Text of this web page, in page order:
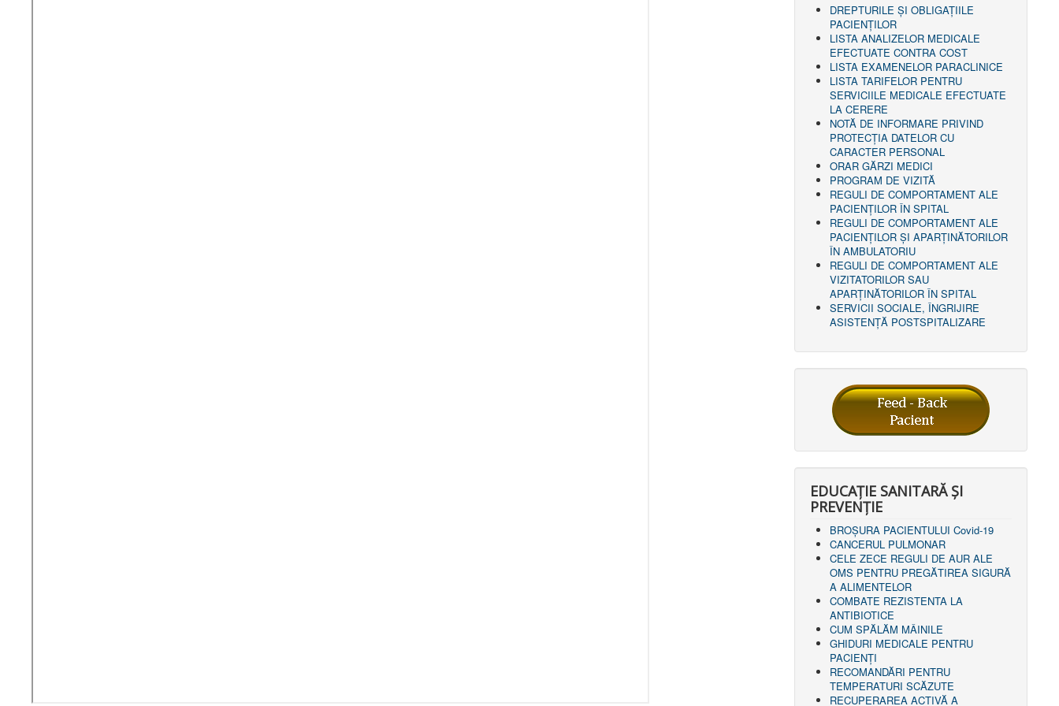
DREPTURILE ŞI OBLIGAŢIILE
PACIENȚILOR
LISTA ANALIZELOR MEDICALE
EFECTUATE CONTRA COST
LISTA EXAMENELOR PARACLINICE
LISTA TARIFELOR PENTRU
SERVICIILE MEDICALE EFECTUATE
LA CERERE
NOTĂ DE INFORMARE PRIVIND
PROTECŢIA DATELOR CU
CARACTER PERSONAL
ORAR GĂRZI MEDICI
PROGRAM DE VIZITĂ
REGULI DE COMPORTAMENT ALE
PACIENȚILOR ÎN SPITAL
REGULI DE COMPORTAMENT ALE
PACIENȚILOR ȘI APARȚINĂTORILOR
ÎN AMBULATORIU
REGULI DE COMPORTAMENT ALE
VIZITATORILOR SAU
APARȚINĂTORILOR ÎN SPITAL
SERVICII SOCIALE, ÎNGRIJIRE
ASISTENŢĂ POSTSPITALIZARE
EDUCAȚIE SANITARĂ ȘI
PREVENȚIE
BROȘURA PACIENTULUI Covid-19
CANCERUL PULMONAR
CELE ZECE REGULI DE AUR ALE
OMS PENTRU PREGĂTIREA SIGURĂ
A ALIMENTELOR
COMBATE REZISTENTA LA
ANTIBIOTICE
CUM SPĂLĂM MÂINILE
GHIDURI MEDICALE PENTRU
PACIENȚI
RECOMANDĂRI PENTRU
TEMPERATURI SCĂZUTE
RECUPERAREA ACTIVĂ A